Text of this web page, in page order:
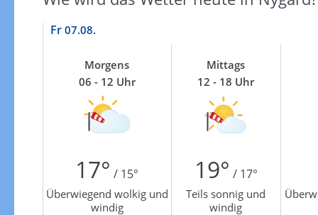
Fr 07.08.
Morgens
06 - 12 Uhr
Mittags
12 - 18 Uhr
17° / 15° 19° / 17°
Überwiegend wolkig und
windig
Teils sonnig und
windig